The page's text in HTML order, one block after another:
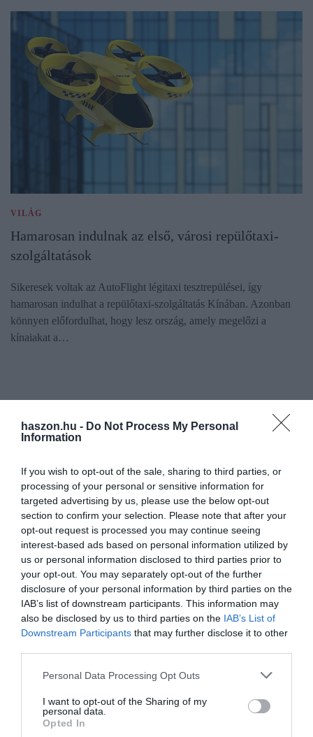
haszon.hu - Do Not Process My Personal
Information
If you wish to opt-out of the sale, sharing to third parties, or
processing of your personal or sensitive information for
targeted advertising by us, please use the below opt-out
section to confirm your selection. Please note that after your
opt-out request is processed you may continue seeing
interest-based ads based on personal information utilized by
us or personal information disclosed to third parties prior to
your opt-out. You may separately opt-out of the further
disclosure of your personal information by third parties on the
IAB’s list of downstream participants. This information may
also be disclosed by us to third parties on the IAB’s List of
Downstream Participants that may further disclose it to other
Please note that this website/app uses one or more Google
not limited to your visit or usage behaviour. You may click to
grant or deny consent to Google and its third-party tags to
use your data for below specified purposes in below Google
Personal Data Processing Opt Outs
I want to opt-out of the Sharing of my
personal data.
Opted In
VILÁG
Hamarosan indulnak az első, városi repülőtaxi-
szolgáltatások
Sikeresek voltak az AutoFlight légitaxi tesztrepülései, így
hamarosan indulhat a repülőtaxi-szolgáltatás Kínában. Azonban
könnyen előfordulhat, hogy lesz ország, amely megelőzi a
kínaiakat a…